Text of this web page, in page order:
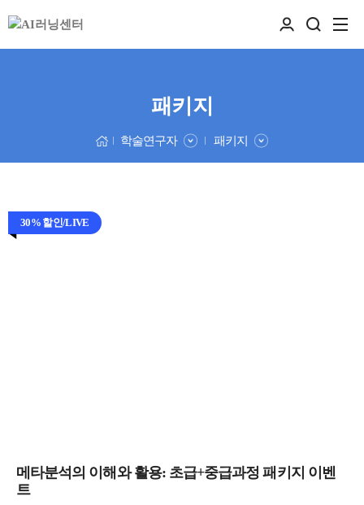
패키지
학술연구자 패키지
30% 할인/LIVE
메타분석의 이해와 활용: 초급+중급과정 패키지 이벤
트